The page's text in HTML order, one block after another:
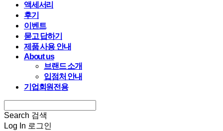
액세서리
후기
이벤트
묻고 답하기
제품 사용 안내
About us
브랜드 소개
입점처 안내
기업회원전용
Search 검색
Log In 로그인